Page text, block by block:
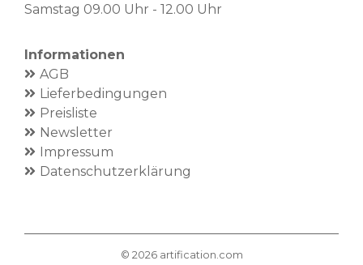
Samstag 09.00 Uhr - 12.00 Uhr
Informationen
AGB
Lieferbedingungen
Preisliste
Newsletter
Impressum
Datenschutzerklärung
© 2026 artification.com